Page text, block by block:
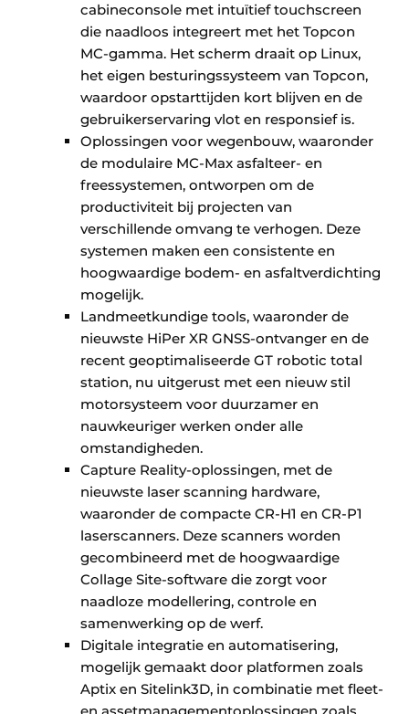
cabineconsole met intuïtief touchscreen
die naadloos integreert met het Topcon
MC-gamma. Het scherm draait op Linux,
het eigen besturingssysteem van Topcon,
waardoor opstarttijden kort blijven en de
gebruikerservaring vlot en responsief is.
Oplossingen voor wegenbouw, waaronder
de modulaire MC-Max asfalteer- en
freessystemen, ontworpen om de
productiviteit bij projecten van
verschillende omvang te verhogen. Deze
systemen maken een consistente en
hoogwaardige bodem- en asfaltverdichting
mogelijk.
Landmeetkundige tools, waaronder de
nieuwste HiPer XR GNSS-ontvanger en de
recent geoptimaliseerde GT robotic total
station, nu uitgerust met een nieuw stil
motorsysteem voor duurzamer en
nauwkeuriger werken onder alle
omstandigheden.
Capture Reality-oplossingen, met de
nieuwste laser scanning hardware,
waaronder de compacte CR-H1 en CR-P1
laserscanners. Deze scanners worden
gecombineerd met de hoogwaardige
Collage Site-software die zorgt voor
naadloze modellering, controle en
samenwerking op de werf.
Digitale integratie en automatisering,
mogelijk gemaakt door platformen zoals
Aptix en Sitelink3D, in combinatie met fleet-